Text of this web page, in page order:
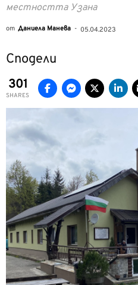
местността Узана
от Даниела Манева - 05.04.2023
Сподели
301
SHARES